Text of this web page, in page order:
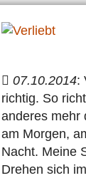
07.10.2014:
richtig. So
anderes mehr
am Morgen,
Nacht. Meine
Drehen sich